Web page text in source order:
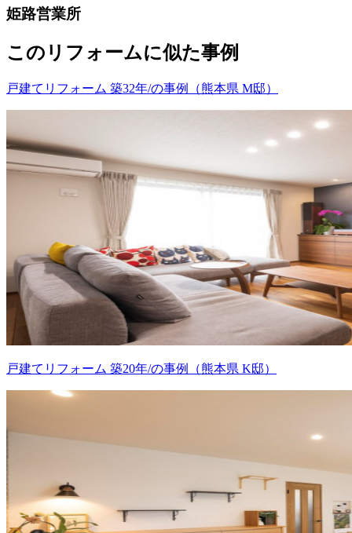
姫路営業所
このリフォームに似た事例
戸建てリフォーム 築32年/の事例（熊本県 M邸）
戸建てリフォーム 築20年/の事例（熊本県 K邸）